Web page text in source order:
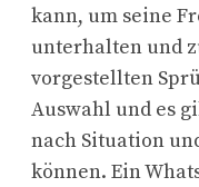
kann, um seine
unterhalten und
vorgestellten
Auswahl und es
nach Situation
können. Ein